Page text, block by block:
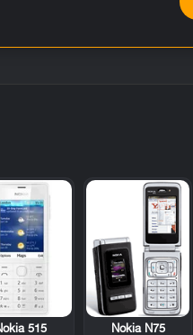
Nokia N75
515